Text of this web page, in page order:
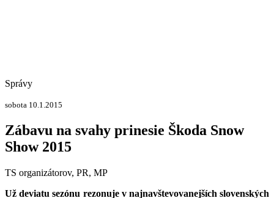
Správy
sobota 10.1.2015
Zábavu na svahy prinesie Škoda Snow
Show 2015
TS organizátorov, PR, MP
Už deviatu sezónu rezonuje v najnavštevovanejších slovenských